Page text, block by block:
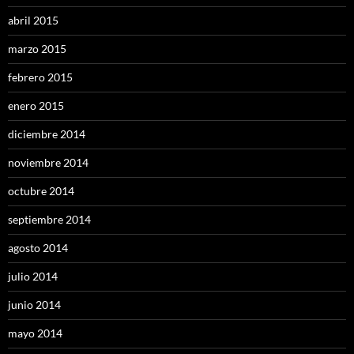
abril 2015
marzo 2015
febrero 2015
enero 2015
diciembre 2014
noviembre 2014
octubre 2014
septiembre 2014
agosto 2014
julio 2014
junio 2014
mayo 2014